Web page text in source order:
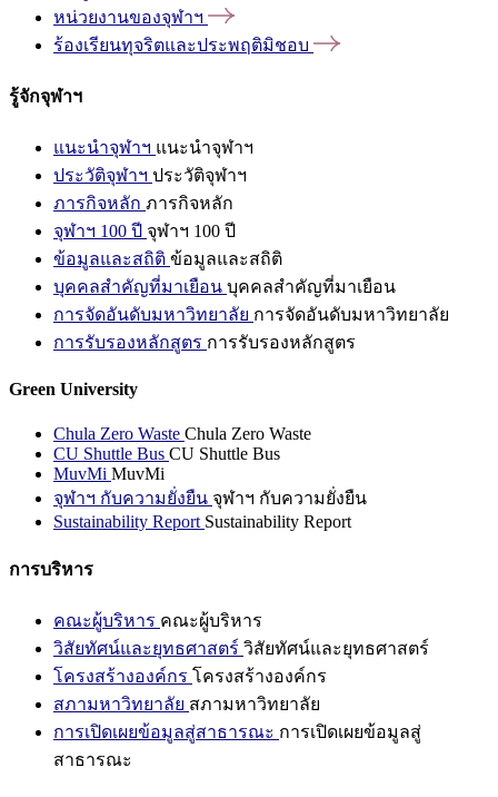
หน่วยงานของจุฬาฯ
ร้องเรียนทุจริตและประพฤติมิชอบ
รู้จักจุฬาฯ
แนะนำจุฬาฯ แนะนำจุฬาฯ
ประวัติจุฬาฯ ประวัติจุฬาฯ
ภารกิจหลัก ภารกิจหลัก
จุฬาฯ 100 ปี จุฬาฯ 100 ปี
ข้อมูลและสถิติ ข้อมูลและสถิติ
บุคคลสำคัญที่มาเยือน บุคคลสำคัญที่มาเยือน
การจัดอันดับมหาวิทยาลัย การจัดอันดับมหาวิทยาลัย
การรับรองหลักสูตร การรับรองหลักสูตร
Green University
Chula Zero Waste Chula Zero Waste
CU Shuttle Bus CU Shuttle Bus
MuvMi MuvMi
จุฬาฯ กับความยั่งยืน จุฬาฯ กับความยั่งยืน
Sustainability Report Sustainability Report
การบริหาร
คณะผู้บริหาร คณะผู้บริหาร
วิสัยทัศน์และยุทธศาสตร์ วิสัยทัศน์และยุทธศาสตร์
โครงสร้างองค์กร โครงสร้างองค์กร
สภามหาวิทยาลัย สภามหาวิทยาลัย
การเปิดเผยข้อมูลสู่สาธารณะ การเปิดเผยข้อมูลสู่
สาธารณะ